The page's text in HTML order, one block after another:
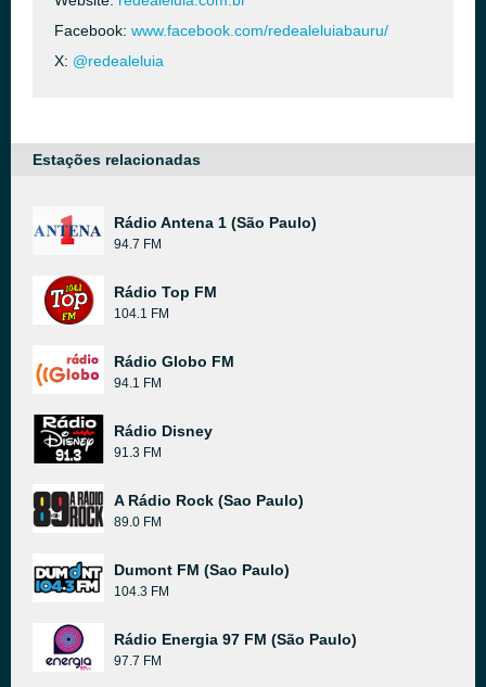
Facebook: www.facebook.com/redealeluiabauru/
X: @redealeluia
Estações relacionadas
Rádio Antena 1 (São Paulo)
94.7 FM
Rádio Top FM
104.1 FM
Rádio Globo FM
94.1 FM
Rádio Disney
91.3 FM
A Rádio Rock (Sao Paulo)
89.0 FM
Dumont FM (Sao Paulo)
104.3 FM
Rádio Energia 97 FM (São Paulo)
97.7 FM